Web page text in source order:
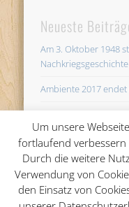
Neueste
Am 3. Oktober 1948
Nachkriegsgeschichte
Ambiente 2017
unsinnig
AMBIENTE startet in
Bereich Wohnen,
So erstellt man eine
Um unsere
fortlaufend verbessern
Durch die weitere
Verwendung von
den Einsatz von